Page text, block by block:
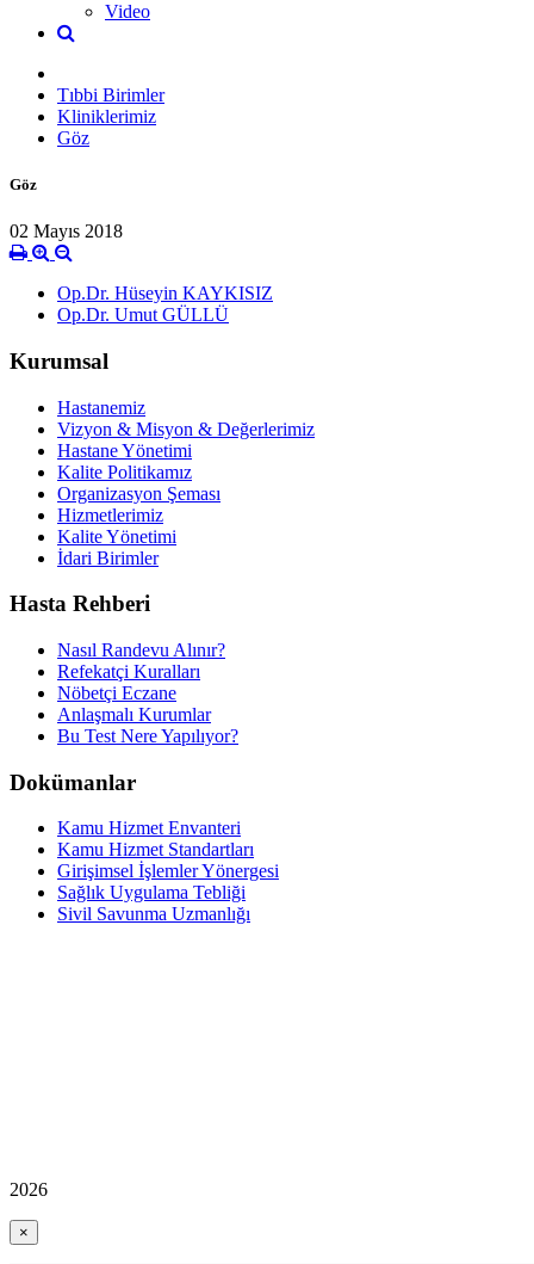
Video
Tıbbi Birimler
Kliniklerimiz
Göz
Göz
02 Mayıs 2018
Op.Dr. Hüseyin KAYKISIZ
Op.Dr. Umut GÜLLÜ
Kurumsal
Hastanemiz
Vizyon & Misyon & Değerlerimiz
Hastane Yönetimi
Kalite Politikamız
Organizasyon Şeması
Hizmetlerimiz
Kalite Yönetimi
İdari Birimler
Hasta Rehberi
Nasıl Randevu Alınır?
Refekatçi Kuralları
Nöbetçi Eczane
Anlaşmalı Kurumlar
Bu Test Nere Yapılıyor?
Dokümanlar
Kamu Hizmet Envanteri
Kamu Hizmet Standartları
Girişimsel İşlemler Yönergesi
Sağlık Uygulama Tebliği
Sivil Savunma Uzmanlığı
2026
×